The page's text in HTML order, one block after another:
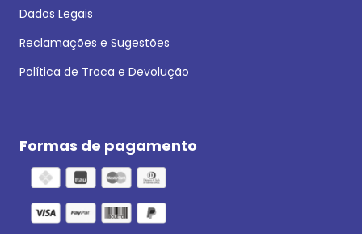
Dados Legais
Reclamações e Sugestões
Política de Troca e Devolução
Formas de pagamento